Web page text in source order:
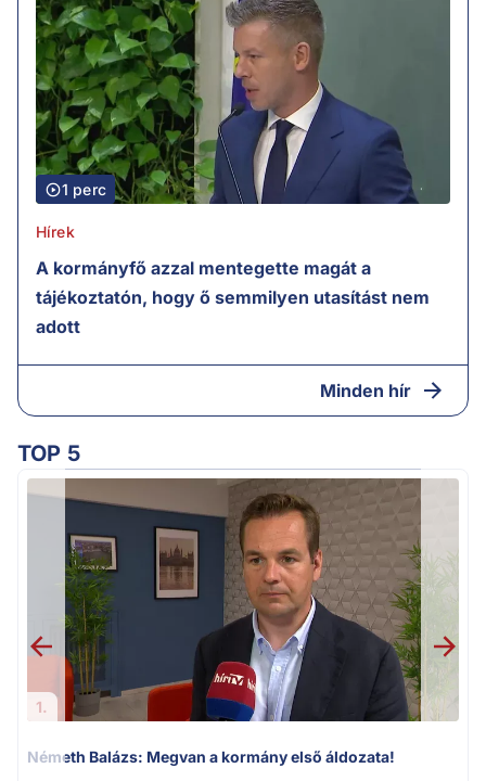
1 perc
Hírek
A kormányfő azzal mentegette magát a
tájékoztatón, hogy ő semmilyen utasítást nem
adott
Minden hír
TOP 5
1.
Németh Balázs: Megvan a kormány első áldozata!